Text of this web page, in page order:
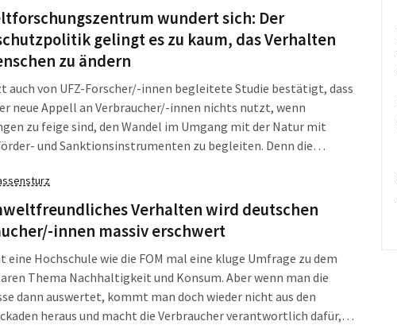
2020, in Leipzig und Sachsen wichtig war.
wundert sich: Der
gelingt es zu kaum, das Verhalten
zu ändern
auch von UFZ-Forscher/-innen begleitete Studie bestätigt, dass
neue Appell an Verbraucher/-innen nichts nutzt, wenn
zu feige sind, den Wandel im Umgang mit der Natur mit
und Sanktionsinstrumenten zu begleiten. Denn die
Dumping-Produkten vollgestopft sind.
Verhalten wird deutschen
innen massiv erschwert
eine Hochschule wie die FOM mal eine kluge Umfrage zu dem
Thema Nachhaltigkeit und Konsum. Aber wenn man die
dann auswertet, kommt man doch wieder nicht aus den
heraus und macht die Verbraucher verantwortlich dafür,